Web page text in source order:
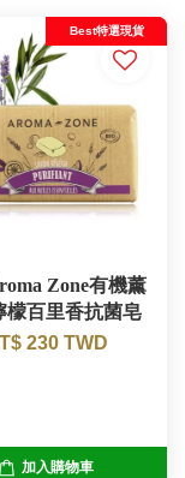
Best特選現貨
Zone有機薰
檬百里香抗菌皂
230 TWD
加入購物車